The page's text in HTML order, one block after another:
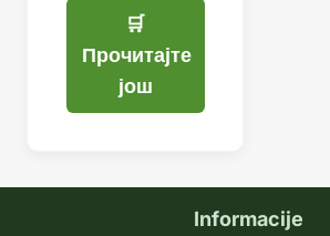
Прочитајте
још
Informacije